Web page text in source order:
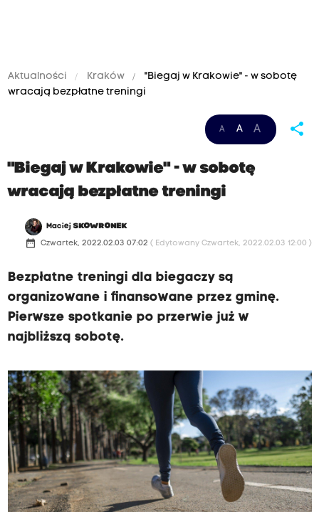
Aktualności Kraków
"Biegaj w Krakowie" - w sobotę
wracają bezpłatne treningi
A A A share
"Biegaj w Krakowie" - w sobotę
wracają bezpłatne treningi
MaciejSKOWRONEK
date_range Czwartek, 2022.02.03 07:02 ( Edytowany Czwartek, 2022.02.03 12:00 )
Bezpłatne treningi dla biegaczy są
organizowane i finansowane przez gminę.
Pierwsze spotkanie po przerwie już w
najbliższą sobotę.